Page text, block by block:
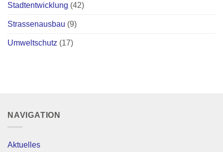
Stadtentwicklung (42)
Strassenausbau (9)
Umweltschutz (17)
NAVIGATION
Aktuelles